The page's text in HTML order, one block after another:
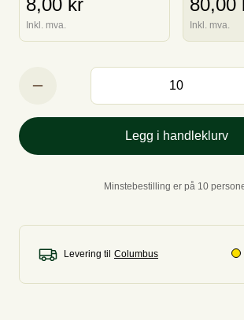
8,00 kr
Inkl. mva.
80,00
Inkl. mva.
Legg i handleklurv
Minstebestilling er på 10
Levering til